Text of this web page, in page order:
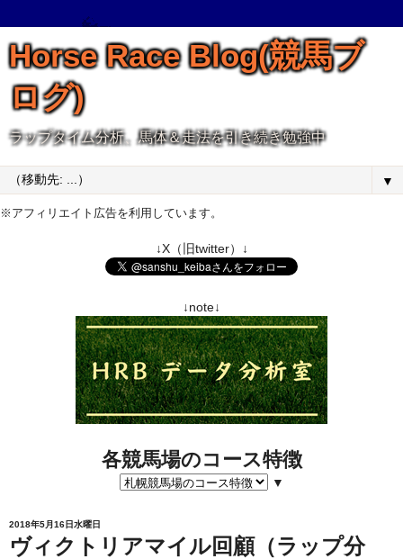
Horse Race Blog(競馬ブ
ログ)
ラップタイム分析、馬体＆走法を引き続き勉強中
▼
※アフィリエイト広告を利用しています。
↓X（旧twitter）↓
↓note↓
各競馬場のコース特徴
▼
2018年5月16日水曜日
ヴィクトリアマイル回顧（ラップ分